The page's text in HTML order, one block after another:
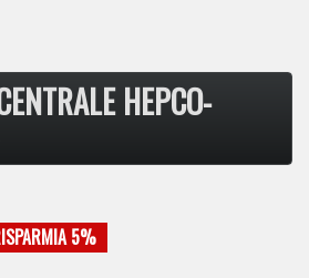
HEPCO-
5%